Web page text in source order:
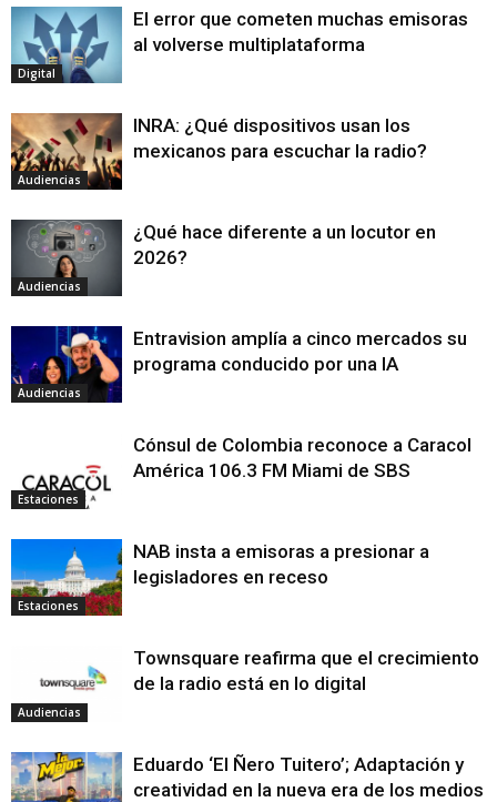
Digital
El error que cometen muchas emisoras
al volverse multiplataforma
Audiencias
INRA: ¿Qué dispositivos usan los
mexicanos para escuchar la radio?
Audiencias
¿Qué hace diferente a un locutor en
2026?
Audiencias
Entravision amplía a cinco mercados su
programa conducido por una IA
Estaciones
Cónsul de Colombia reconoce a Caracol
América 106.3 FM Miami de SBS
Estaciones
NAB insta a emisoras a presionar a
legisladores en receso
Audiencias
Townsquare reafirma que el crecimiento
de la radio está en lo digital
Eduardo ‘El Ñero Tuitero’; Adaptación y
creatividad en la nueva era de los medios